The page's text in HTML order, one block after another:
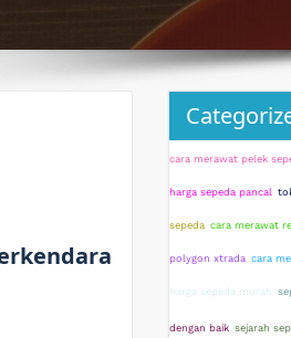
cara merawat pelek
harga sepeda pancal
sepeda cara merawat
polygon xtrada cara
harga sepeda murah
dengan baik sejarah